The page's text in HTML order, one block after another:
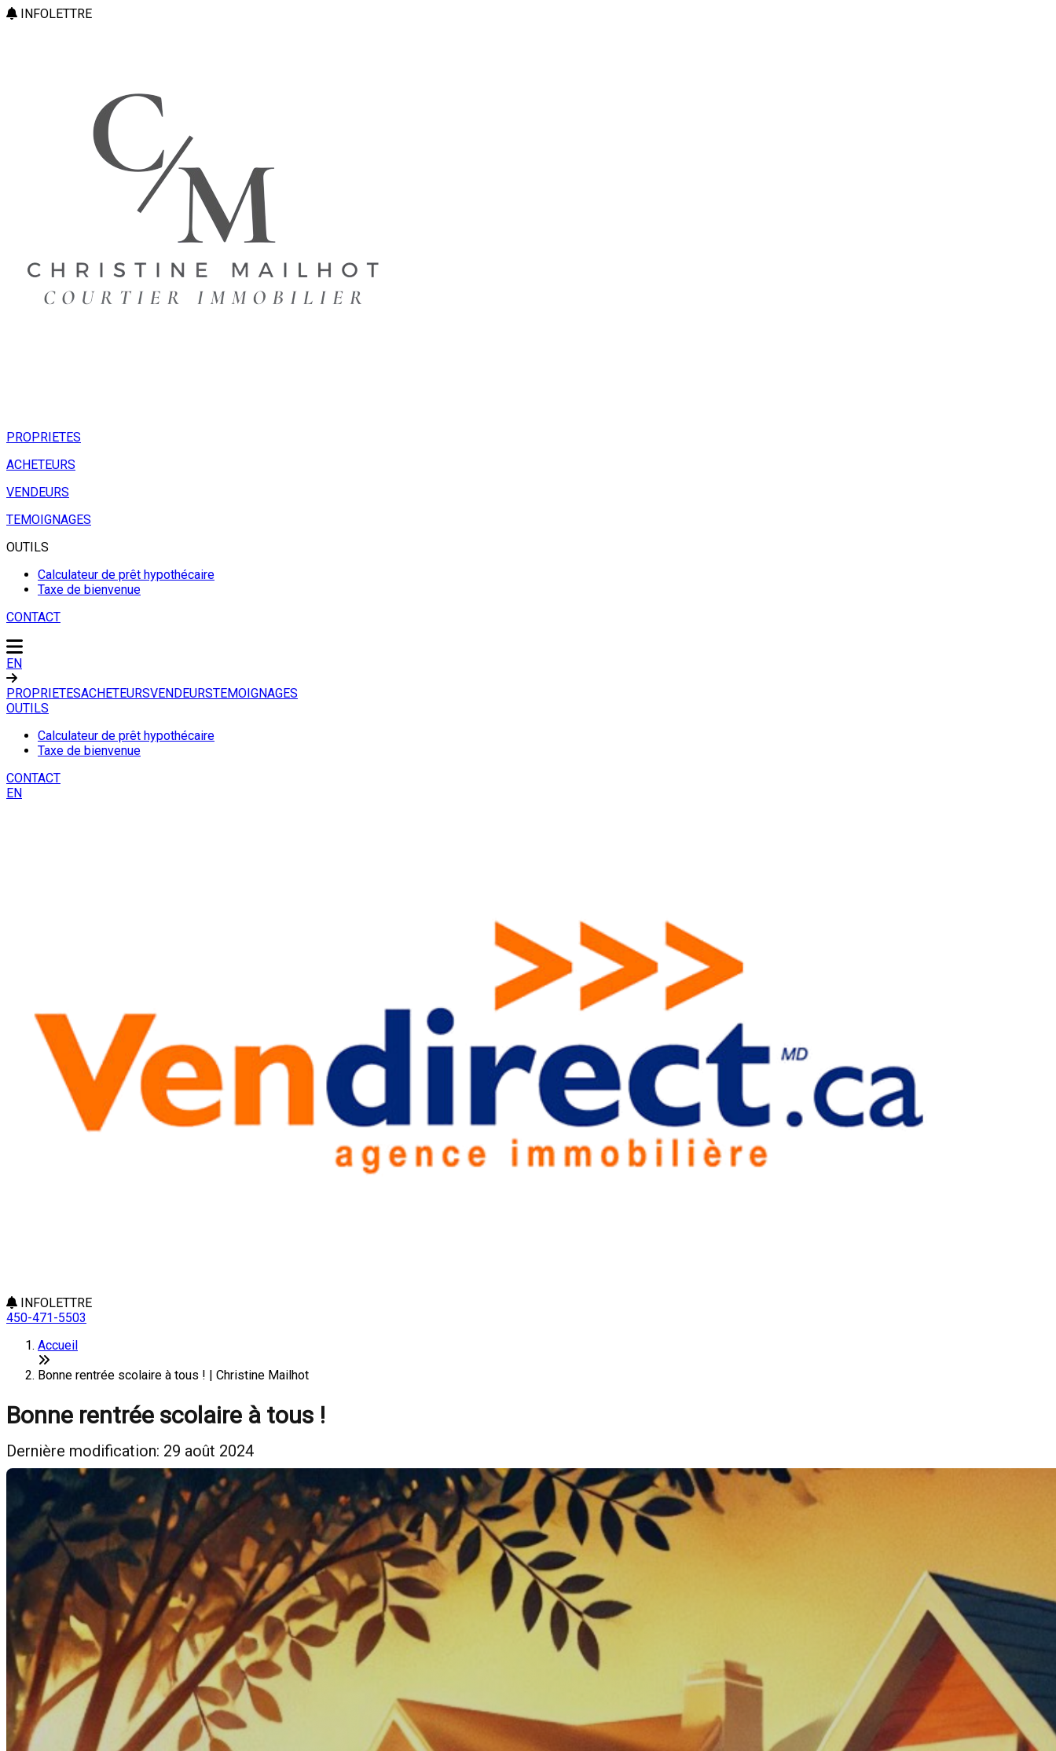
INFOLETTRE
PROPRIETES
ACHETEURS
VENDEURS
TEMOIGNAGES
OUTILS
Calculateur de prêt hypothécaire
Taxe de bienvenue
CONTACT
EN
PROPRIETESACHETEURSVENDEURSTEMOIGNAGES
OUTILS
Calculateur de prêt hypothécaire
Taxe de bienvenue
CONTACT
EN
INFOLETTRE
450-471-5503
Accueil
Bonne rentrée scolaire à tous ! | Christine Mailhot
Bonne rentrée scolaire à tous !
Dernière modification: 29 août 2024